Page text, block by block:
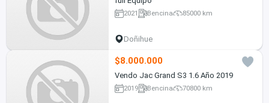
2021 Bencina 85000 km
Doñihue
$8.000.000
Vendo Jac Grand S3 1.6 Año 2019
2019 Bencina 70800 km